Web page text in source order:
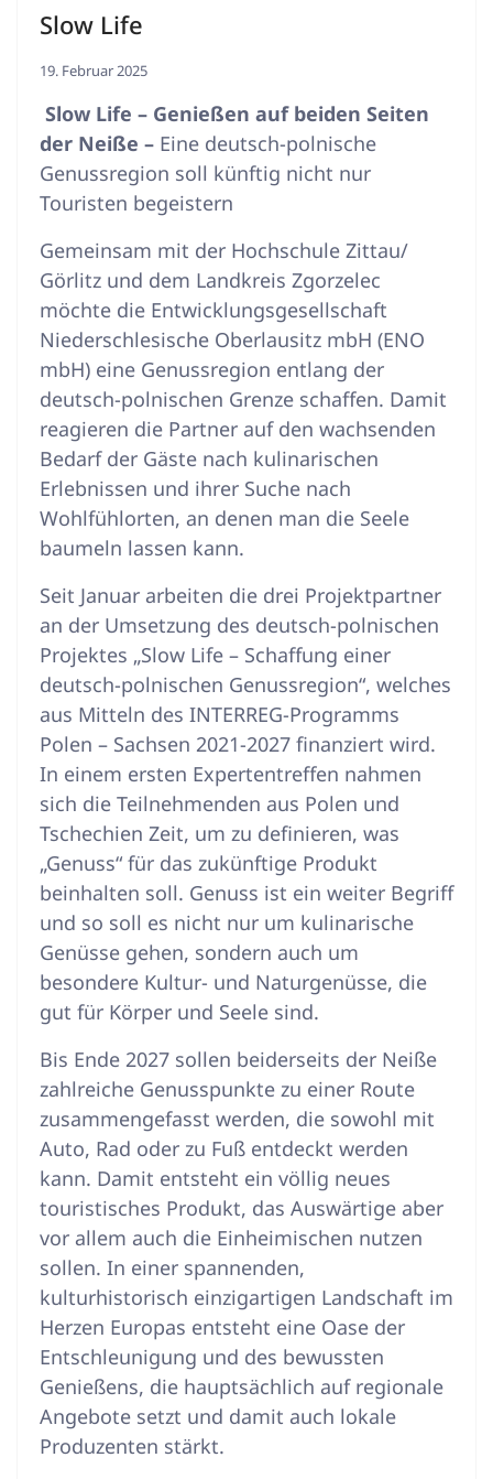
Slow Life
19. Februar 2025
Slow Life – Genießen auf beiden Seiten
der Neiße – Eine deutsch-polnische
Genussregion soll künftig nicht nur
Touristen begeistern
Gemeinsam mit der Hochschule Zittau/
Görlitz und dem Landkreis Zgorzelec
möchte die Entwicklungsgesellschaft
Niederschlesische Oberlausitz mbH (ENO
mbH) eine Genussregion entlang der
deutsch-polnischen Grenze schaffen. Damit
reagieren die Partner auf den wachsenden
Bedarf der Gäste nach kulinarischen
Erlebnissen und ihrer Suche nach
Wohlfühlorten, an denen man die Seele
baumeln lassen kann.
Seit Januar arbeiten die drei Projektpartner
an der Umsetzung des deutsch-polnischen
Projektes „Slow Life – Schaffung einer
deutsch-polnischen Genussregion“, welches
aus Mitteln des INTERREG-Programms
Polen – Sachsen 2021-2027 finanziert wird.
In einem ersten Expertentreffen nahmen
sich die Teilnehmenden aus Polen und
Tschechien Zeit, um zu definieren, was
„Genuss“ für das zukünftige Produkt
beinhalten soll. Genuss ist ein weiter Begriff
und so soll es nicht nur um kulinarische
Genüsse gehen, sondern auch um
besondere Kultur- und Naturgenüsse, die
gut für Körper und Seele sind.
Bis Ende 2027 sollen beiderseits der Neiße
zahlreiche Genusspunkte zu einer Route
zusammengefasst werden, die sowohl mit
Auto, Rad oder zu Fuß entdeckt werden
kann. Damit entsteht ein völlig neues
touristisches Produkt, das Auswärtige aber
vor allem auch die Einheimischen nutzen
sollen. In einer spannenden,
kulturhistorisch einzigartigen Landschaft im
Herzen Europas entsteht eine Oase der
Entschleunigung und des bewussten
Genießens, die hauptsächlich auf regionale
Angebote setzt und damit auch lokale
Produzenten stärkt.